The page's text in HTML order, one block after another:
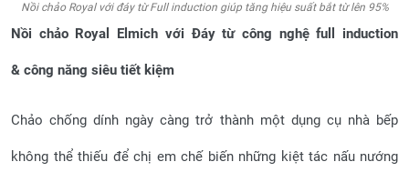
Nồi chảo Royal với đáy từ Full induction giúp tăng hiệu suất bắt từ lên 95%
Nồi chảo Royal Elmich vớiĐáy từ công nghệ full induction
& công năng siêu tiết kiệm
Chảo chống dính ngày càng trở thành một dụng cụ nhà bếp
không thể thiếu để chị em chế biến những kiệt tác nấu nướng